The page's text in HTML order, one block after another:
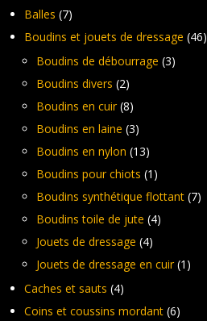
Balles (7)
Boudins et jouets de dressage (46)
Boudins de débourrage (3)
Boudins divers (2)
Boudins en cuir (8)
Boudins en laine (3)
Boudins en nylon (13)
Boudins pour chiots (1)
Boudins synthétique flottant (7)
Boudins toile de jute (4)
Jouets de dressage (4)
Jouets de dressage en cuir (1)
Caches et sauts (4)
Coins et coussins mordant (6)